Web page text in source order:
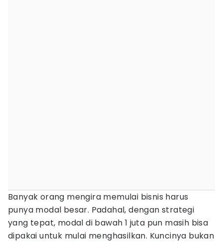
Banyak orang mengira memulai bisnis harus
punya modal besar. Padahal, dengan strategi
yang tepat, modal di bawah 1 juta pun masih bisa
dipakai untuk mulai menghasilkan. Kuncinya bukan